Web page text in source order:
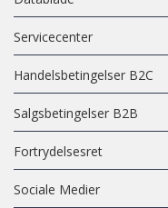
Servicecenter
Handelsbetingelser B2C
Salgsbetingelser B2B
Fortrydelsesret
Sociale Medier